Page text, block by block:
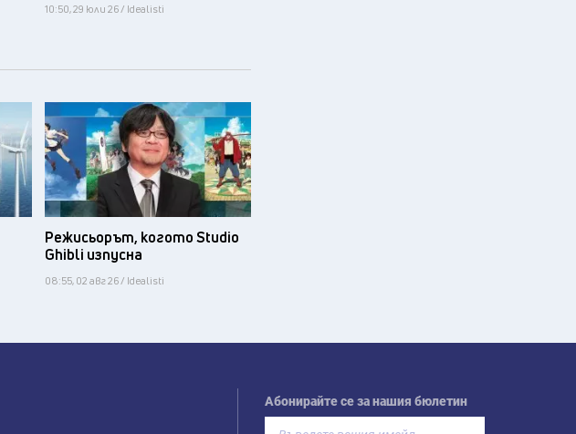
10:50, 29 юли 26 / Idealisti
Режисьорът, когото Studio
Ghibli изпусна
08:55, 02 авг 26 / Idealisti
Абонирайте се за нашия бюлетин